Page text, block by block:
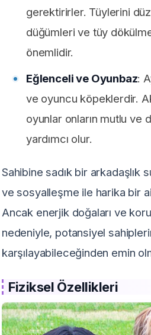
gerektirirler. Tüylerini
düğümleri ve tüy
önemlidir.
Eğlenceli ve Oyunbaz:
ve oyuncu köpeklerdir.
oyunlar onların mutlu ve
yardımcı olur.
Sahibine sadık bir arkadaşlık
ve sosyalleşme ile harika bir
Ancak enerjik doğaları ve
nedeniyle, potansiyel sahiplerin
karşılayabileceğinden emin
Fiziksel Özellikleri